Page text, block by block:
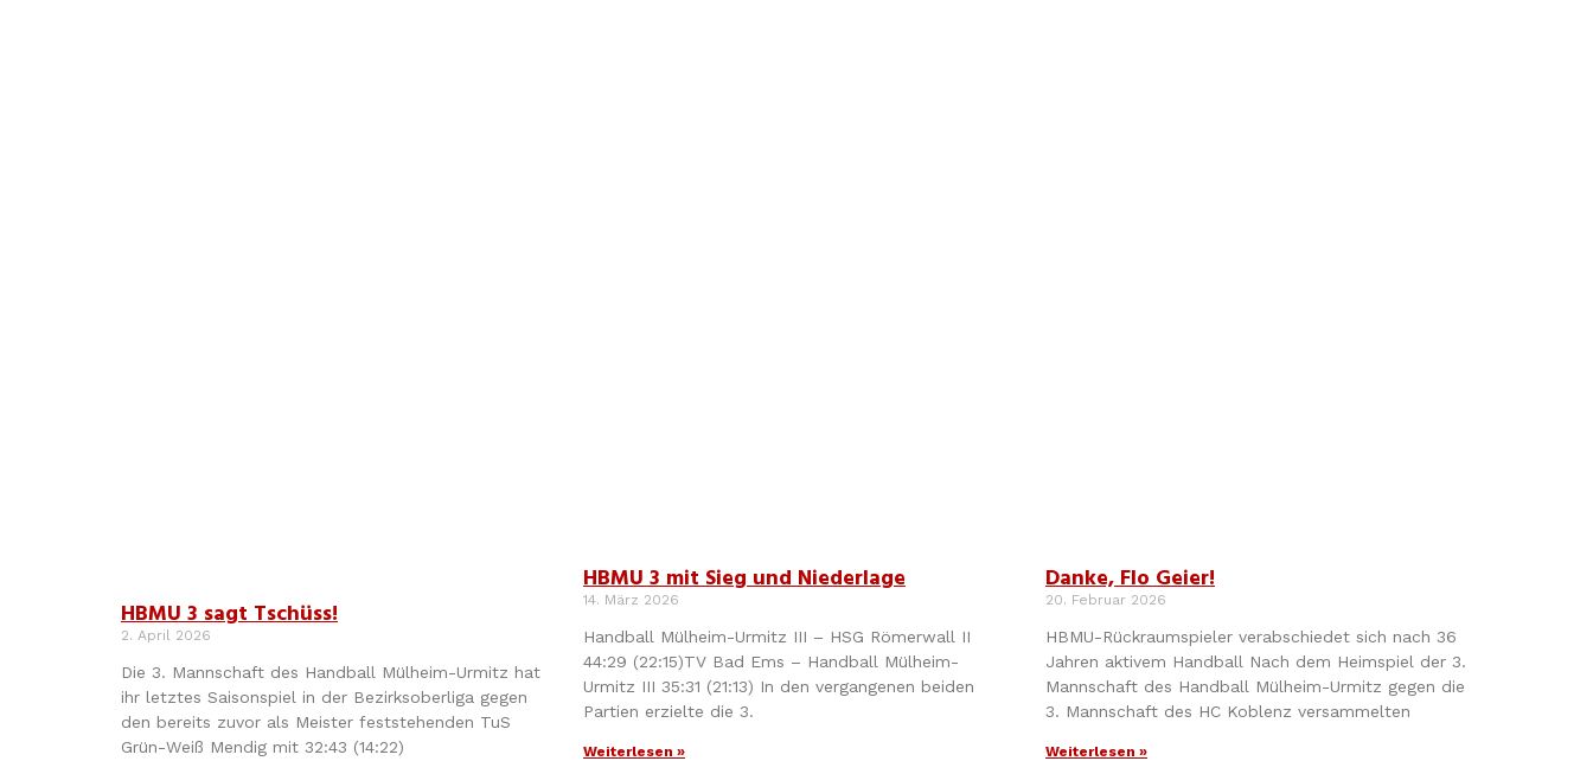
HBMU 3 sagt Tschüss!
2. April 2026
Die 3. Mannschaft des Handball Mülheim-Urmitz hat
ihr letztes Saisonspiel in der Bezirksoberliga gegen
den bereits zuvor als Meister feststehenden TuS
Grün-Weiß Mendig mit 32:43 (14:22)
HBMU 3 mit Sieg und Niederlage
14. März 2026
Handball Mülheim-Urmitz III – HSG Römerwall II
44:29 (22:15)TV Bad Ems – Handball Mülheim-
Urmitz III 35:31 (21:13) In den vergangenen beiden
Partien erzielte die 3.
Weiterlesen »
Danke, Flo Geier!
20. Februar 2026
HBMU-Rückraumspieler verabschiedet sich nach 36
Jahren aktivem Handball Nach dem Heimspiel der 3.
Mannschaft des Handball Mülheim-Urmitz gegen die
3. Mannschaft des HC Koblenz versammelten
Weiterlesen »